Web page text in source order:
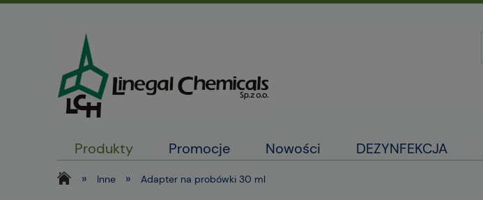
Produkty Promocje Nowości DEZYNFEKCJA
» Inne » Adapter na probówki 30 ml